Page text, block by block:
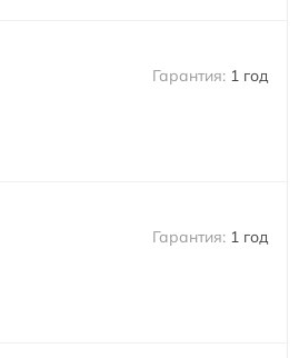
1 год
1 год